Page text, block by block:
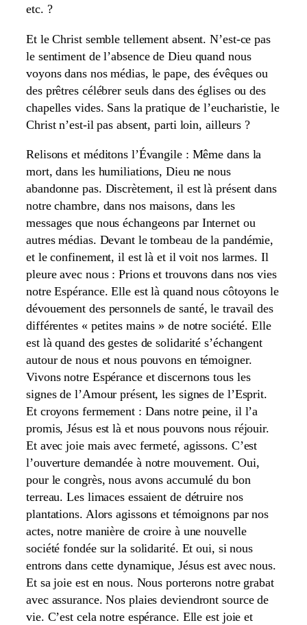
etc. ?
Et le Christ semble tellement absent. N’est-ce pas
le sentiment de l’absence de Dieu quand nous
voyons dans nos médias, le pape, des évêques ou
des prêtres célébrer seuls dans des églises ou des
chapelles vides. Sans la pratique de l’eucharistie, le
Christ n’est-il pas absent, parti loin, ailleurs ?
Relisons et méditons l’Évangile : Même dans la
mort, dans les humiliations, Dieu ne nous
abandonne pas. Discrètement, il est là présent dans
notre chambre, dans nos maisons, dans les
messages que nous échangeons par Internet ou
autres médias. Devant le tombeau de la pandémie,
et le confinement, il est là et il voit nos larmes. Il
pleure avec nous : Prions et trouvons dans nos vies
notre Espérance. Elle est là quand nous côtoyons le
dévouement des personnels de santé, le travail des
différentes « petites mains » de notre société. Elle
est là quand des gestes de solidarité s’échangent
autour de nous et nous pouvons en témoigner.
Vivons notre Espérance et discernons tous les
signes de l’Amour présent, les signes de l’Esprit.
Et croyons fermement : Dans notre peine, il l’a
promis, Jésus est là et nous pouvons nous réjouir.
Et avec joie mais avec fermeté, agissons. C’est
l’ouverture demandée à notre mouvement. Oui,
pour le congrès, nous avons accumulé du bon
terreau. Les limaces essaient de détruire nos
plantations. Alors agissons et témoignons par nos
actes, notre manière de croire à une nouvelle
société fondée sur la solidarité. Et oui, si nous
entrons dans cette dynamique, Jésus est avec nous.
Et sa joie est en nous. Nous porterons notre grabat
avec assurance. Nos plaies deviendront source de
vie. C’est cela notre espérance. Elle est joie et